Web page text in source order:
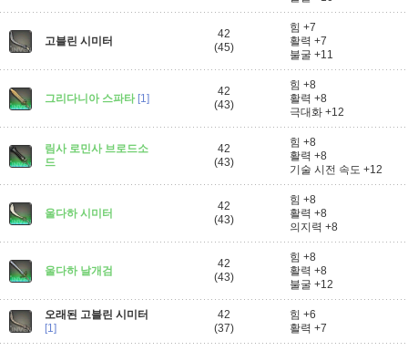
고블린 시미터
42
(45)
힘 +7
활력 +7
불굴 +11
그리다니아 스파타 [1]
42
(43)
힘 +8
활력 +8
극대화 +12
림사 로민사 브로드소
드
42
(43)
힘 +8
활력 +8
기술 시전 속도 +12
울다하 시미터
42
(43)
힘 +8
활력 +8
의지력 +8
울다하 날개검
42
(43)
힘 +8
활력 +8
불굴 +12
오래된 고블린 시미터
[1]
42
(37)
힘 +6
활력 +7